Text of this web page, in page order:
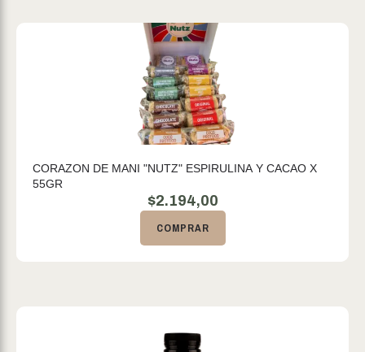
CORAZON DE MANI "NUTZ" ESPIRULINA Y CACAO X
55GR
$2.194,00
COMPRAR